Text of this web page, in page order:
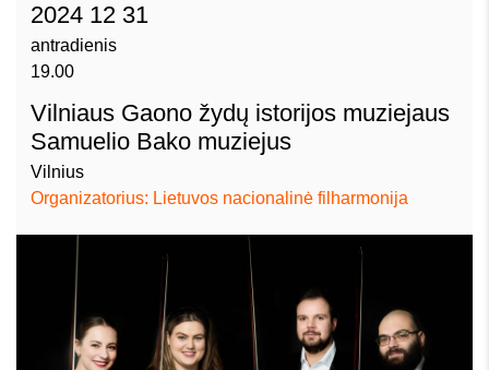
2024 12 31
antradienis
19.00
Vilniaus Gaono žydų istorijos muziejaus
Samuelio Bako muziejus
Vilnius
Organizatorius: Lietuvos nacionalinė filharmonija